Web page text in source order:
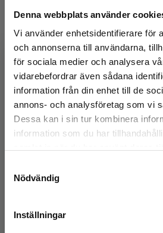
Denna webbplats använder
Vi använder enhetsidentifierare för
och annonserna till användarna,
för sociala medier och analysera
vidarebefordrar även sådana
information från din enhet till de
annons- och analysföretag som vi
Dessa kan i sin tur kombinera
information som du har
Nödvändig
Inställningar
Begränsad
Det verkar som att du besöker
studentlitteratur.se via en
Vi erbjuder inte leveranser
att kunna slutföra ett köp måste
Cirkulär logistik
Kossila, Leena
170 krinkl. moms
Exkl. moms: 160 kr